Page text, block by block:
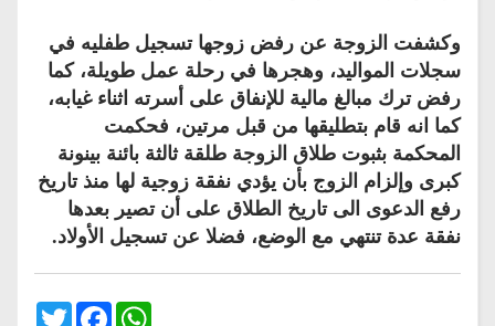
وكشفت الزوجة عن رفض زوجها تسجيل طفليه في
سجلات المواليد، وهجرها في رحلة عمل طويلة، كما
رفض ترك مبالغ مالية للإنفاق على أسرته اثناء غيابه،
كما انه قام بتطليقها من قبل مرتين، فحكمت
المحكمة بثبوت طلاق الزوجة طلقة ثالثة بائنة بينونة
كبرى وإلزام الزوج بأن يؤدي نفقة زوجية لها منذ تاريخ
رفع الدعوى الى تاريخ الطلاق على أن تصير بعدها
نفقة عدة تنتهي مع الوضع، فضلا عن تسجيل الأولاد.
Twitter
FacebookWhatsApp